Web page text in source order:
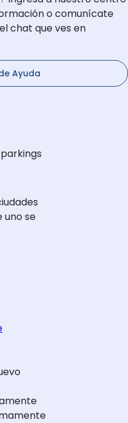
o comunícate
chat que ves en
Ayuda
uno se